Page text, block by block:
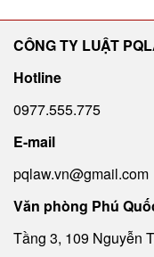
CÔNG TY LUẬT
Hotline
0977.555.775
E-mail
pqlaw.vn@gmail.com
Văn phòng Phú
Tầng 3, 109 Nguyễn